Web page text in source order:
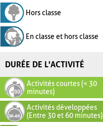
Hors classe
En classe et hors classe
DURÉE DE L'ACTIVITÉ
Activités courtes (< 30
minutes)
Activités développées
(Entre 30 et 60 minutes)